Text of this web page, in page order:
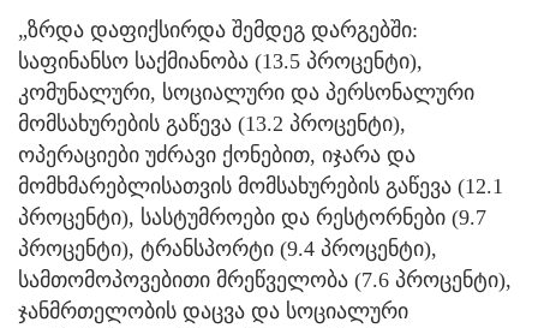
„ზრდა დაფიქსირდა შემდეგ დარგებში:
საფინანსო საქმიანობა (13.5 პროცენტი),
კომუნალური, სოციალური და პერსონალური
მომსახურების გაწევა (13.2 პროცენტი),
ოპერაციები უძრავი ქონებით, იჯარა და
მომხმარებლისათვის მომსახურების გაწევა (12.1
პროცენტი), სასტუმროები და რესტორნები (9.7
პროცენტი), ტრანსპორტი (9.4 პროცენტი),
სამთომოპოვებითი მრეწველობა (7.6 პროცენტი),
ჯანმრთელობის დაცვა და სოციალური